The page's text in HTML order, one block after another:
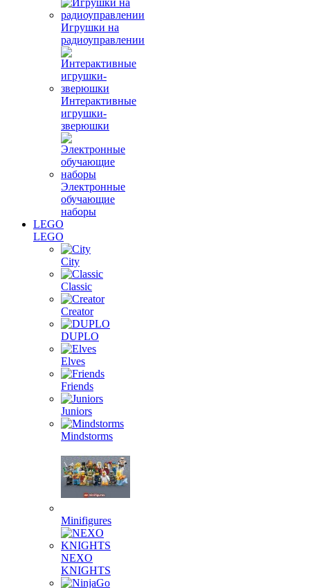
Игрушки на
радиоуправлении
Интерактивные
игрушки-
зверюшки
Электронные
обучающие
наборы
LEGO
LEGO
City
Classic
Creator
DUPLO
Elves
Friends
Juniors
Mindstorms
Minifigures
NEXO
KNIGHTS